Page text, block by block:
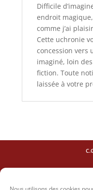
(Epub)
Difficile
endroit
comme j’ai
Cette uchronie
concession vers
imaginé, loin
fiction. Toute
laissée à votre